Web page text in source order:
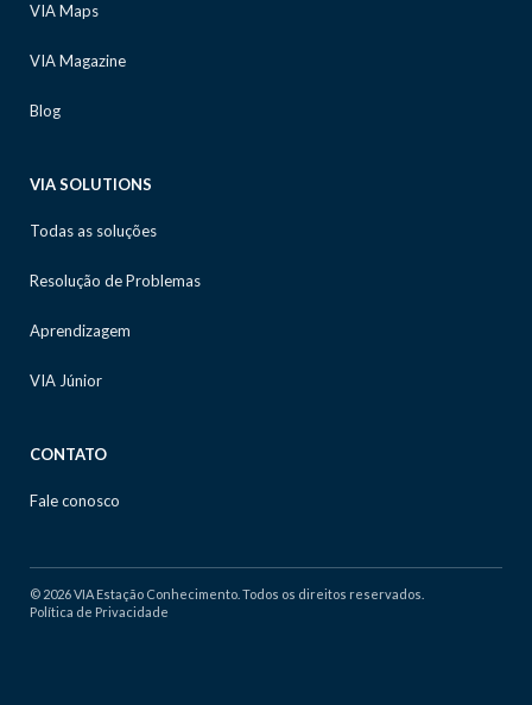
VIA Maps
VIA Magazine
Blog
VIA SOLUTIONS
Todas as soluções
Resolução de Problemas
Aprendizagem
VIA Júnior
CONTATO
Fale conosco
© 2026 VIA Estação Conhecimento. Todos os direitos reservados.
Política de Privacidade